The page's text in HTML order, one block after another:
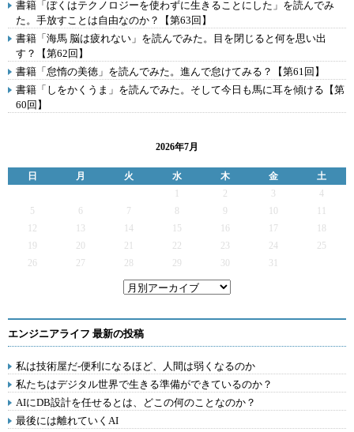
書籍「ぼくはテクノロジーを使わずに生きることにした」を読んでみ
た。手放すことは自由なのか？【第63回】
書籍「海馬 脳は疲れない」を読んでみた。目を閉じると何を思い出
す？【第62回】
書籍「怠惰の美徳」を読んでみた。進んで怠けてみる？【第61回】
書籍「しをかくうま」を読んでみた。そして今日も馬に耳を傾ける【第
60回】
2026年7月
日 月 火 水 木 金
土
2 3
4
5
6 7 9
12
13 14 15 16 17
19
20 21 22 23 24
25
26
27 28 29 30 31
エンジニアライフ 最新の投稿
私は技術屋だ-便利になるほど、人間は弱くなるのか
私たちはデジタル世界で生きる準備ができているのか？
AIにDB設計を任せるとは、どこの何のことなのか？
最後には離れていくAI